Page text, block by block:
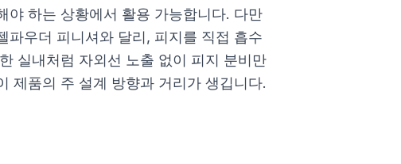
야 하는 상황에서 활용 가능합니다. 다만
파우더 피니셔와 달리, 피지를 직접 흡수
실내처럼 자외선 노출 없이 피지 분비만
제품의 주 설계 방향과 거리가 생깁니다.